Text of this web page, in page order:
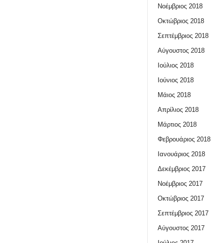
Νοέμβριος 2018
Οκτώβριος 2018
Σεπτέμβριος 2018
Αύγουστος 2018
Ιούλιος 2018
Ιούνιος 2018
Μάιος 2018
Απρίλιος 2018
Μάρτιος 2018
Φεβρουάριος 2018
Ιανουάριος 2018
Δεκέμβριος 2017
Νοέμβριος 2017
Οκτώβριος 2017
Σεπτέμβριος 2017
Αύγουστος 2017